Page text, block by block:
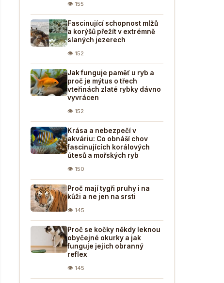
👁 155
Fascinující schopnost mlžů
a korýšů přežít v extrémně
slaných jezerech
👁 152
Jak funguje paměť u ryb a
proč je mýtus o třech
vteřinách zlaté rybky dávno
vyvrácen
👁 152
Krása a nebezpečí v
akváriu: Co obnáší chov
fascinujících korálových
útesů a mořských ryb
👁 150
Proč mají tygři pruhy i na
kůži a ne jen na srsti
👁 145
Proč se kočky někdy leknou
obyčejné okurky a jak
funguje jejich obranný
reflex
👁 145